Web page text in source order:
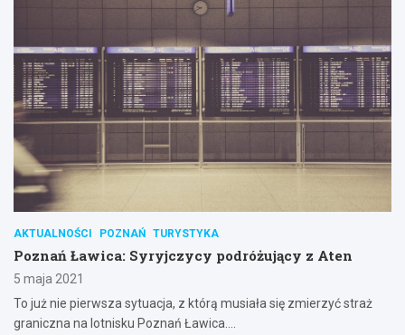
AKTUALNOŚCI POZNAŃ TURYSTYKA
Poznań Ławica: Syryjczycy podróżujący z Aten
5 maja 2021
To już nie pierwsza sytuacja, z którą musiała się zmierzyć straż
graniczna na lotnisku Poznań Ławica.…